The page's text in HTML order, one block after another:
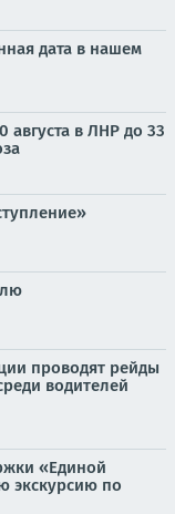
дата в нашем
августа в ЛНР до 33
проводят рейды
водителей
«Единой
экскурсию по